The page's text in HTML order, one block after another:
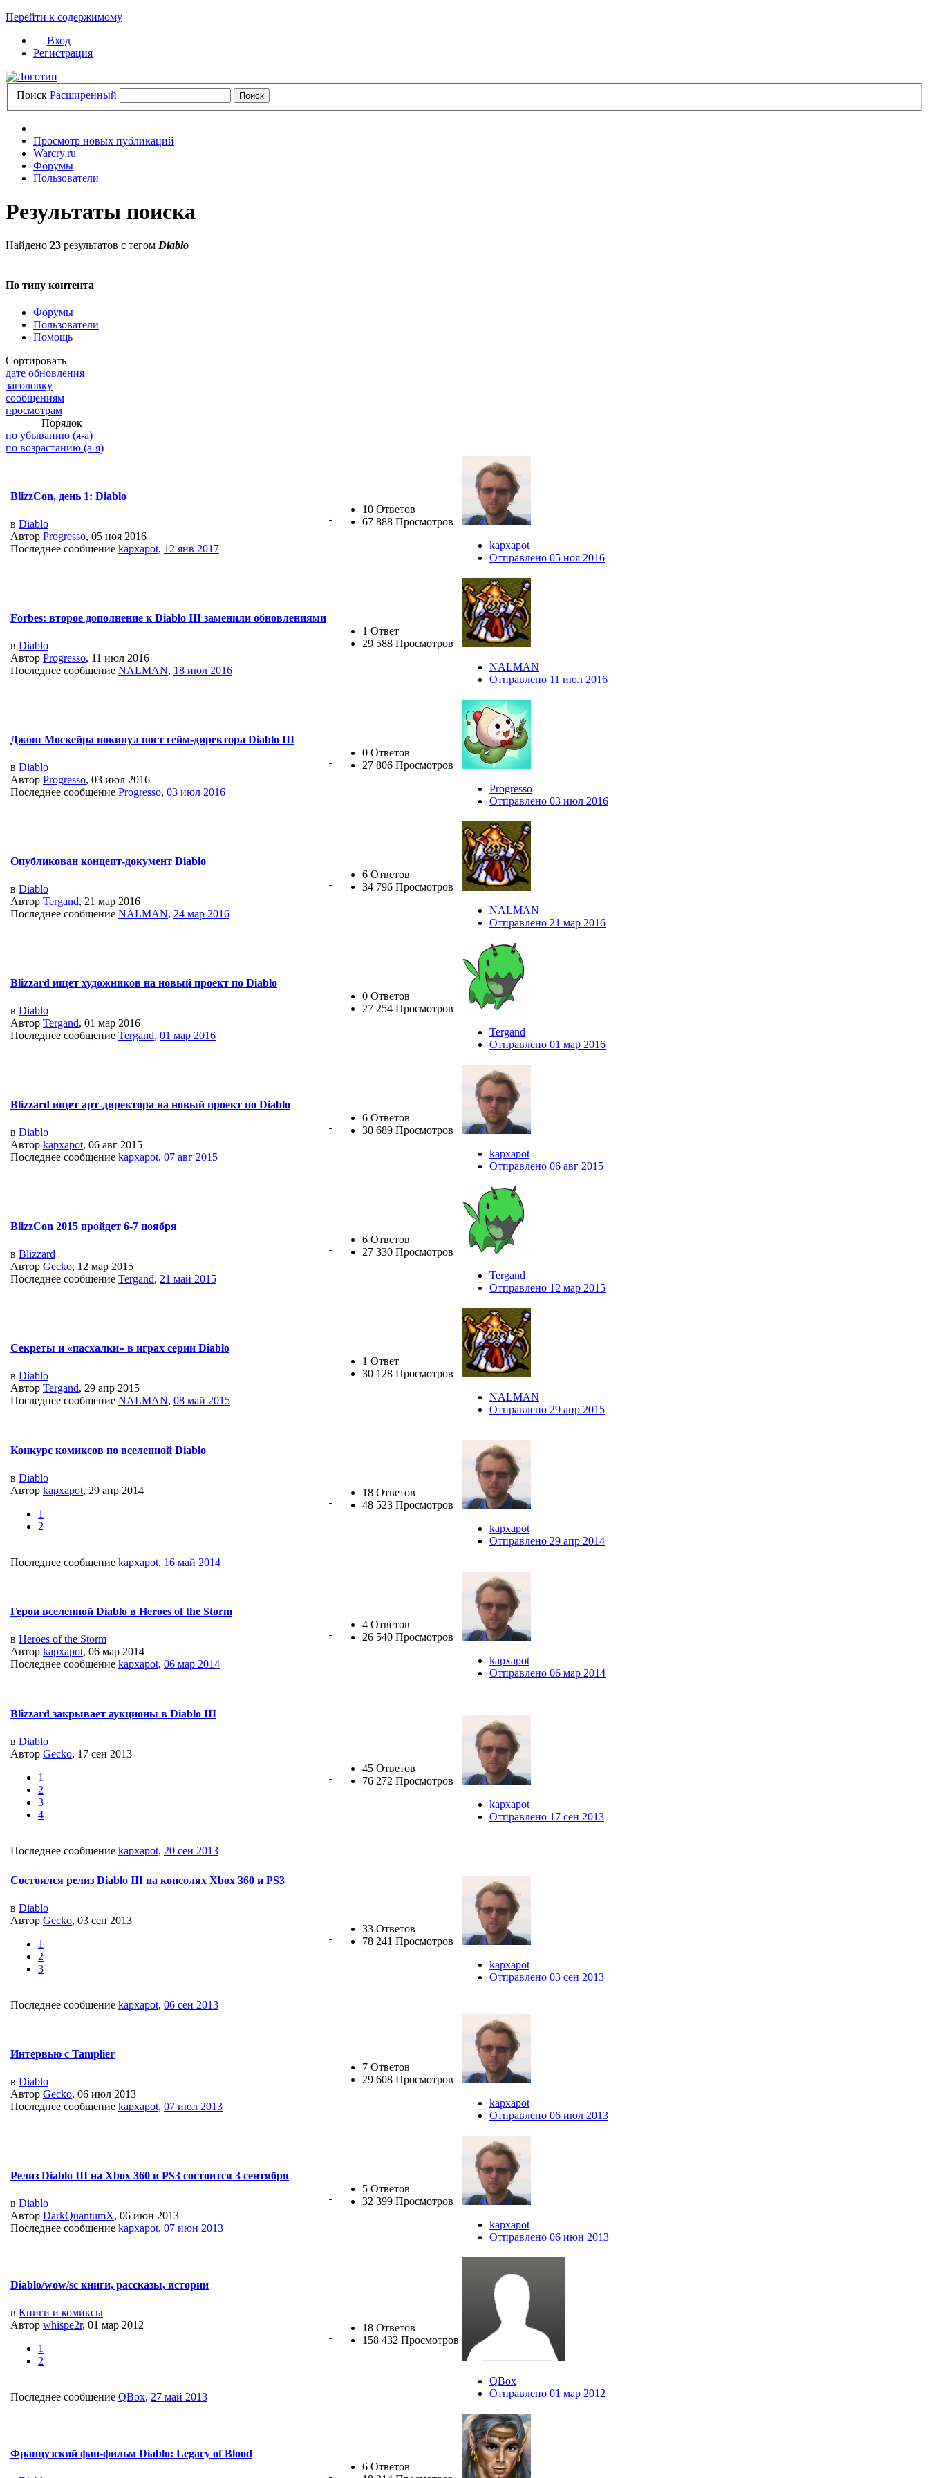
Перейти к содержимому
Вход
Регистрация
Поиск Расширенный
Просмотр новых публикаций
Warcry.ru
Форумы
Пользователи
Результаты поиска
Найдено 23 результатов с тегом Diablo
По типу контента
Форумы
Пользователи
Помощь
Сортировать
дате обновления
заголовку
сообщениям
просмотрам
Порядок
по убыванию (я-а)
по возрастанию (а-я)
BlizzCon, день 1: Diablo
в Diablo
Автор Progresso, 05 ноя 2016
Последнее сообщение kapxapot, 12 янв 2017
10 Ответов
67 888 Просмотров
kapxapot
Отправлено 05 ноя 2016
Forbes: второе дополнение к Diablo III заменили обновлениями
в Diablo
Автор Progresso, 11 июл 2016
Последнее сообщение NALMAN, 18 июл 2016
1 Ответ
29 588 Просмотров
NALMAN
Отправлено 11 июл 2016
Джош Москейра покинул пост гейм-директора Diablo III
в Diablo
Автор Progresso, 03 июл 2016
Последнее сообщение Progresso, 03 июл 2016
0 Ответов
27 806 Просмотров
Progresso
Отправлено 03 июл 2016
Опубликован концепт-документ Diablo
в Diablo
Автор Tergand, 21 мар 2016
Последнее сообщение NALMAN, 24 мар 2016
6 Ответов
34 796 Просмотров
NALMAN
Отправлено 21 мар 2016
Blizzard ищет художников на новый проект по Diablo
в Diablo
Автор Tergand, 01 мар 2016
Последнее сообщение Tergand, 01 мар 2016
0 Ответов
27 254 Просмотров
Tergand
Отправлено 01 мар 2016
Blizzard ищет арт-директора на новый проект по Diablo
в Diablo
Автор kapxapot, 06 авг 2015
Последнее сообщение kapxapot, 07 авг 2015
6 Ответов
30 689 Просмотров
kapxapot
Отправлено 06 авг 2015
BlizzCon 2015 пройдет 6-7 ноября
в Blizzard
Автор Gecko, 12 мар 2015
Последнее сообщение Tergand, 21 май 2015
6 Ответов
27 330 Просмотров
Tergand
Отправлено 12 мар 2015
Секреты и «пасхалки» в играх серии Diablo
в Diablo
Автор Tergand, 29 апр 2015
Последнее сообщение NALMAN, 08 май 2015
1 Ответ
30 128 Просмотров
NALMAN
Отправлено 29 апр 2015
Конкурс комиксов по вселенной Diablo
в Diablo
Автор kapxapot, 29 апр 2014
1
2
Последнее сообщение kapxapot, 16 май 2014
18 Ответов
48 523 Просмотров
kapxapot
Отправлено 29 апр 2014
Герои вселенной Diablo в Heroes of the Storm
в Heroes of the Storm
Автор kapxapot, 06 мар 2014
Последнее сообщение kapxapot, 06 мар 2014
4 Ответов
26 540 Просмотров
kapxapot
Отправлено 06 мар 2014
Blizzard закрывает аукционы в Diablo III
в Diablo
Автор Gecko, 17 сен 2013
1
2
3
4
Последнее сообщение kapxapot, 20 сен 2013
45 Ответов
76 272 Просмотров
kapxapot
Отправлено 17 сен 2013
Состоялся релиз Diablo III на консолях Xbox 360 и PS3
в Diablo
Автор Gecko, 03 сен 2013
1
2
3
Последнее сообщение kapxapot, 06 сен 2013
33 Ответов
78 241 Просмотров
kapxapot
Отправлено 03 сен 2013
Интервью с Tamplier
в Diablo
Автор Gecko, 06 июл 2013
Последнее сообщение kapxapot, 07 июл 2013
7 Ответов
29 608 Просмотров
kapxapot
Отправлено 06 июл 2013
Релиз Diablo III на Xbox 360 и PS3 состоится 3 сентября
в Diablo
Автор DarkQuantumX, 06 июн 2013
Последнее сообщение kapxapot, 07 июн 2013
5 Ответов
32 399 Просмотров
kapxapot
Отправлено 06 июн 2013
Diablo/wow/sс книги, рассказы, истории
в Книги и комиксы
Автор whispe2r, 01 мар 2012
1
2
Последнее сообщение QBox, 27 май 2013
18 Ответов
158 432 Просмотров
QBox
Отправлено 01 мар 2012
Французский фан-фильм Diablo: Legacy of Blood
6 Ответов